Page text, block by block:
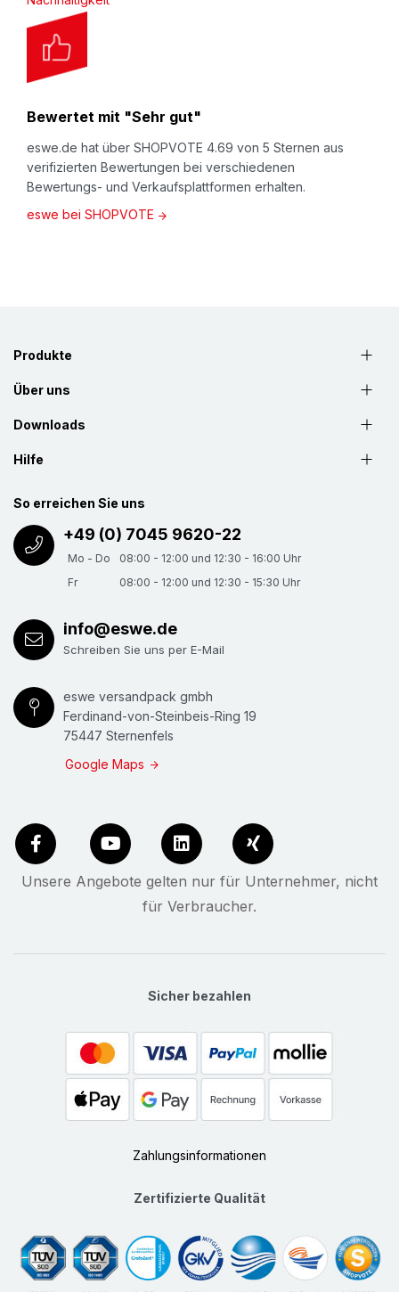
Bewertet mit "Sehr gut"
eswe.de hat über SHOPVOTE 4.69 von 5 Sternen aus
verifizierten Bewertungen bei verschiedenen
Bewertungs- und Verkaufsplattformen erhalten.
eswe bei SHOPVOTE
Produkte
Über uns
Downloads
Hilfe
So erreichen Sie uns
+49 (0) 7045 9620-22
Mo - Do
08:00 - 12:00 und 12:30 - 16:00 Uhr
Fr
08:00 - 12:00 und 12:30 - 15:30 Uhr
info@eswe.de
Schreiben Sie uns per E-Mail
eswe versandpack gmbh
Ferdinand-von-Steinbeis-Ring 19
75447 Sternenfels
Google Maps
Unsere Angebote gelten nur für Unternehmer, nicht
für Verbraucher.
Sicher bezahlen
Zahlungsinformationen
Zertifizierte Qualität